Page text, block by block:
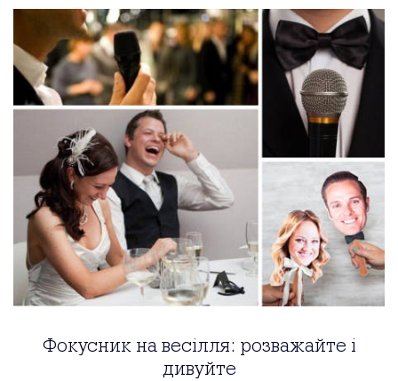
Фокусник на весілля: розважайте і
дивуйте